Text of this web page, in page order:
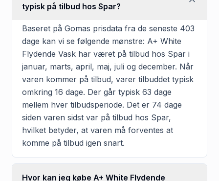
typisk på tilbud hos Spar?
Baseret på Gomas prisdata fra de seneste 403
dage kan vi se følgende mønstre: A+ White
Flydende Vask har været på tilbud hos Spar i
januar, marts, april, maj, juli og december. Når
varen kommer på tilbud, varer tilbuddet typisk
omkring 16 dage. Der går typisk 63 dage
mellem hver tilbudsperiode. Det er 74 dage
siden varen sidst var på tilbud hos Spar,
hvilket betyder, at varen må forventes at
komme på tilbud igen snart.
Hvor kan jeg købe A+ White Flydende